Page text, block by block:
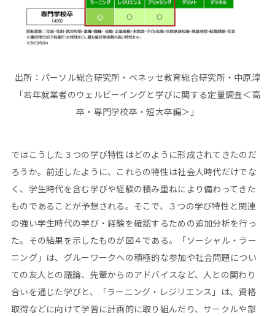
出所：パーソル総合研究所・ベネッセ教育総合研究所・中原淳
「若年就業者のウェルビーイングと学びに関する定量調査＜高
卒・専門学校卒・短大卒編＞」
ではこうした３つの学び特性はどのように形成されてきたのだ
ろうか。前述したように、これらの特性は社会人時代だけでな
く、学生時代を含む学びや経験の積み重ねにより備わってきた
ものであることが予想される。そこで、３つの学び特性と関連
の強い学生時代の学び・経験を確認するための追加分析を行っ
た。その結果を示したものが図４である。「ソーシャル・ラー
ニング」は、グルーワークへの積極的な参加や社会問題につい
ての友人との議論、先輩からのアドバイスなど、人との関わり
合いを通じた学びと、「ラーニング・レジリエンス」は、資格
取得などに向けて学習に計画的に取り組んだり、サークルや部